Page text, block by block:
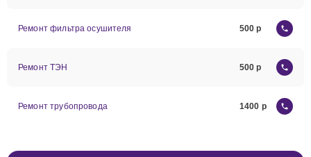
Ремонт фильтра осушителя 500
Ремонт ТЭН 500
Ремонт трубопровода 1400